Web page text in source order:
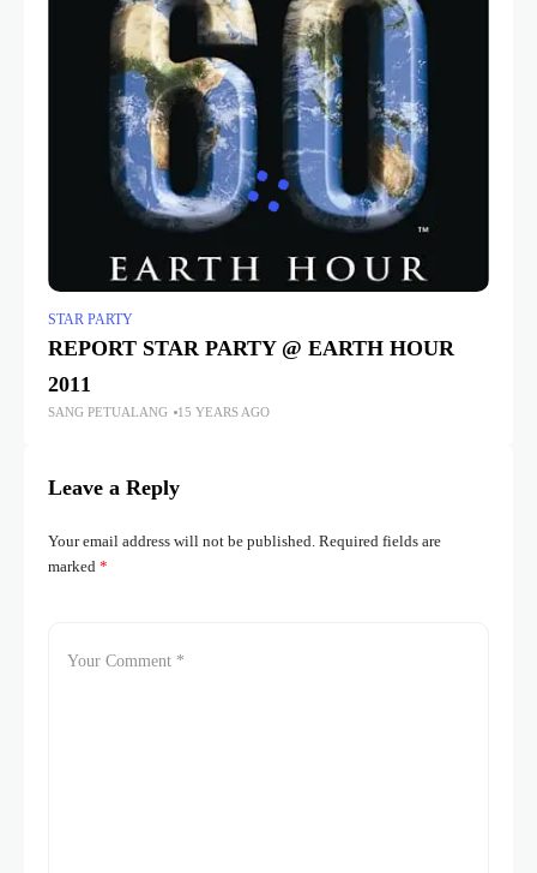
STAR PARTY
REPORT STAR PARTY @ EARTH HOUR
2011
SANG PETUALANG 15 YEARS AGO
Leave a Reply
Your email address will not be published. Required fields are
marked *